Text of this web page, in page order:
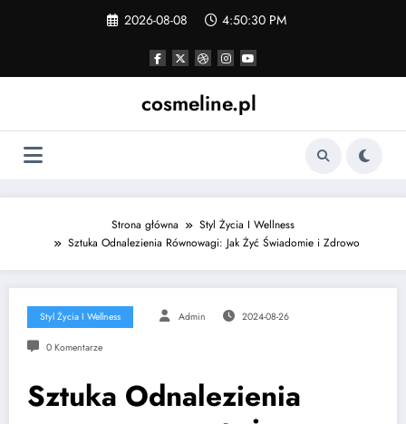
2026-08-08 4:50:31 PM
cosmeline.pl
Strona główna
Styl Życia I Wellness
Sztuka Odnalezienia Równowagi: Jak Żyć Świadomie i Zdrowo
Styl Życia I Wellness Admin 2024-08-26
0 Komentarze
Sztuka Odnalezienia